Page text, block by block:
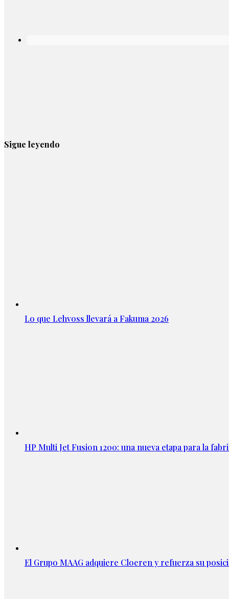
Sigue leyendo
Lo que Lehvoss llevará a Fakuma 2026
HP Multi Jet Fusion 1200: una nueva etapa para la
El Grupo MAAG adquiere Cloeren y refuerza su